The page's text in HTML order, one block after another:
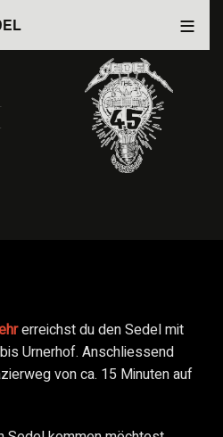
erreichst du den Sedel mit
Urnerhof. Anschliessend
von ca. 15 Minuten auf